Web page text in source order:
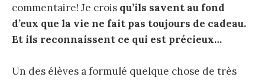
commentaire! Je crois qu’ils savent au fond
d’eux que la vie ne fait pas toujours de cadeau.
Et ils reconnaissent ce qui est précieux…
Un des élèves a formulé quelque chose de très